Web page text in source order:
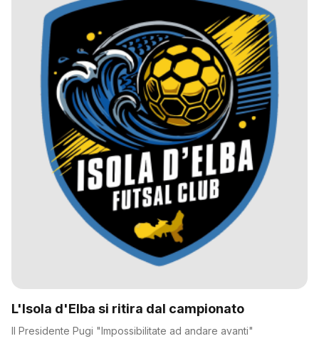
L'Isola d'Elba si ritira dal campionato
Il Presidente Pugi "Impossibilitate ad andare avanti"